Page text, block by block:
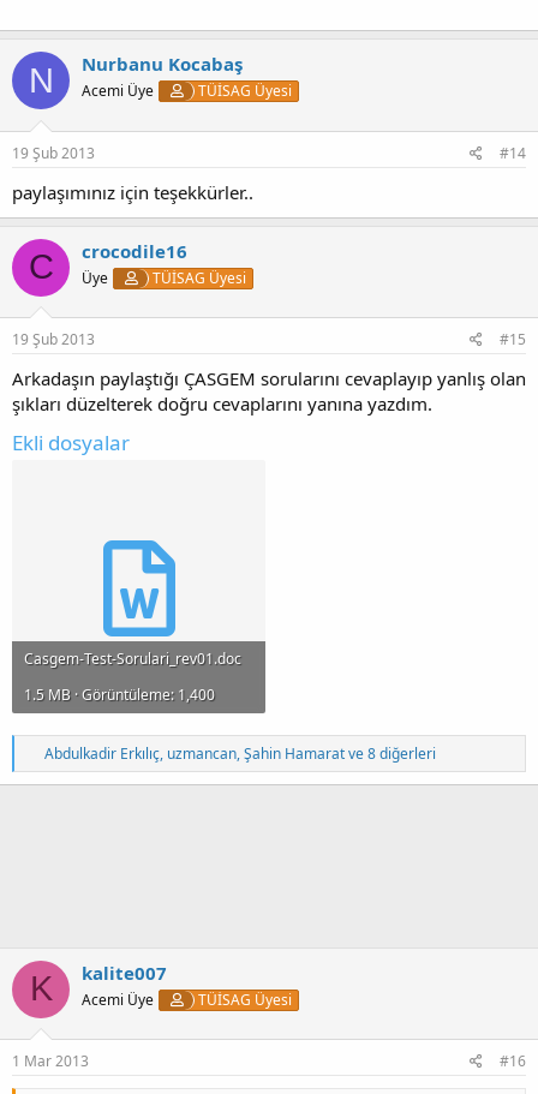
N Nurbanu Kocabaş
Acemi Üye TÜİSAG Üyesi
19 Şub 2013 #14
paylaşımınız için teşekkürler..
C crocodile16
Üye TÜİSAG Üyesi
19 Şub 2013 #15
Arkadaşın paylaştığı ÇASGEM sorularını cevaplayıp yanlış olan
şıkları düzelterek doğru cevaplarını yanına yazdım.
Ekli dosyalar
Casgem-Test-Sorulari_rev01.doc
1.5 MB · Görüntüleme: 1,400
T
e
p
Abdulkadir Erkılıç, uzmancan,Şahin Hamaratve 8 diğerleri
K kalite007
Acemi Üye TÜİSAG Üyesi
1 Mar 2013 #16